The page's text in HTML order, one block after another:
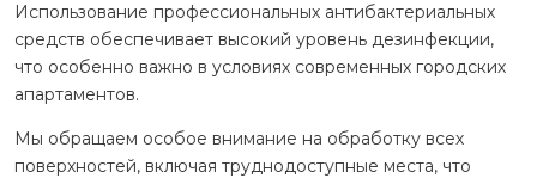
Использование профессиональных антибактериальных
средств обеспечивает высокий уровень дезинфекции,
что особенно важно в условиях современных городских
апартаментов.
Мы обращаем особое внимание на обработку всех
поверхностей, включая труднодоступные места, что